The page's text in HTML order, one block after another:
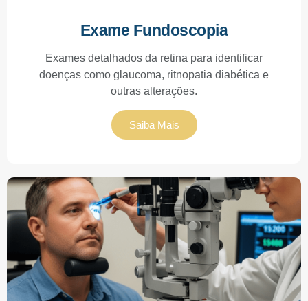
Exame Fundoscopia
Exames detalhados da retina para identificar
doenças como glaucoma, ritnopatia diabética e
outras alterações.
Saiba Mais